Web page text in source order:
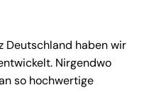
Deutschland haben wir
Nirgendwo
so hochwertige